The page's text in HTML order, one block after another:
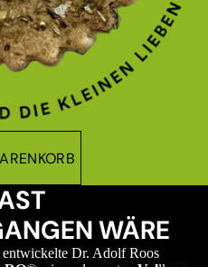
WÄRE
entwickelte Dr. Adolf Roos